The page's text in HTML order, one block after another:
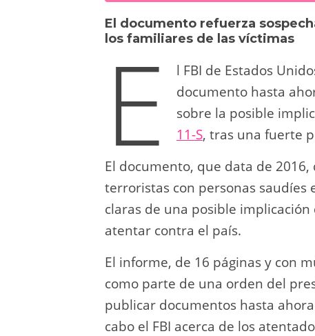
sk
y
o
d
o
gr
a
m
s
A
p
p
e
b
o
o
k
di
t
El documento refuerza
los familiares de las víctimas
E
l FBI de Estados
documento hasta
sobre la posible
11-S, tras una fuerte
El documento, que data de
terroristas con personas saudíes
claras de una posible
atentar contra el país.
El informe, de 16 páginas y con
como parte de una orden del
publicar documentos hasta
cabo el FBI acerca de los